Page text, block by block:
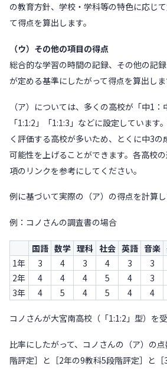
の教育方針、学校・学科等の特色に応じ
て得点を算出します。
（ウ）その他の項目の得点
総合的な学習の時間の記録、その他の記
が定める基準にしたがって得点を算出しま
（ア）については、多くの高校が「中1
「1:1:2」「1:1:3」などに設定しています
く評価する高校が多いため、とくに中3
可能性を上げることができます。各高校
項のリンクを参考にしてください。
例に基づいて実際の（ア）の得点を計算し
例：コノさんの調査書の場合
国語 数学 理科 社会 英語 音楽
1年
3 4 3 4 3 3
2年
4 4 4 5 4 3
3年
4 5 4 5 4 4
コノさんが大宮南高校（「1:1:2」型）を
比率にしたがって、コノさんの（ア）の
階評定］と［2年の9教科5段階評定］と